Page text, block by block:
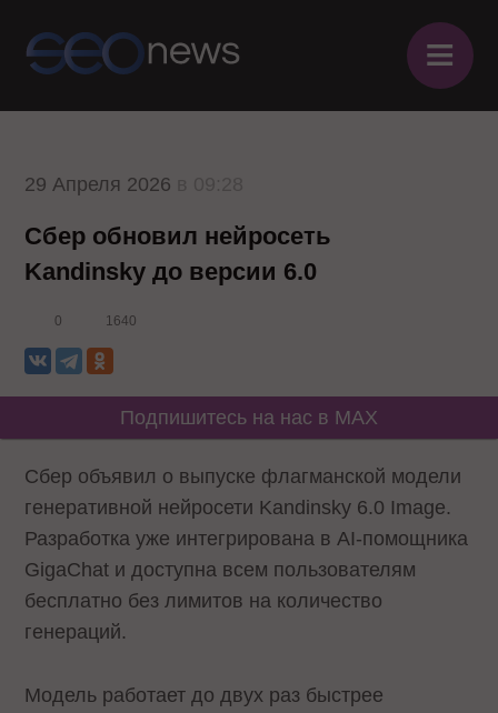
≡
29 Апреля 2026
Сбер обновил нейросеть
Kandinsky до версии 6.0
0 1640
Подпишитесь на нас в MAX
Сбер объявил о выпуске флагманской модели
генеративной нейросети Kandinsky 6.0 Image.
Разработка уже интегрирована в AI-помощника
GigaChat и доступна всем пользователям
бесплатно без лимитов на количество
генераций.
Модель работает до двух раз быстрее